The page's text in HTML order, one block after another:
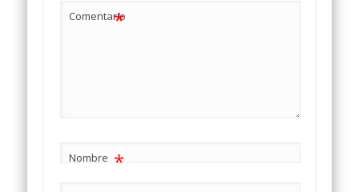
Comentario
*
Nombre *